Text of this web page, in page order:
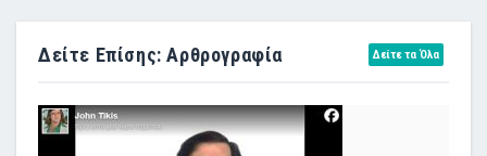
Δείτε Επίσης: Αρθρογραφία Δείτε τα Όλα